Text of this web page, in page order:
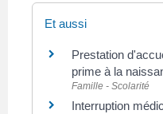
Et aussi
Prestation
prime à la
Famille - Scolarité
Interruption